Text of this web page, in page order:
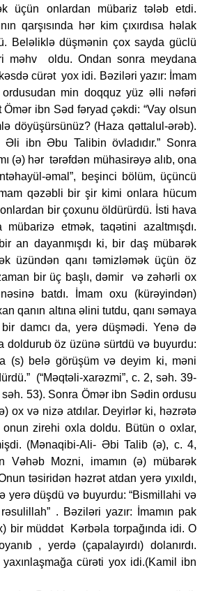
üçün onlardan mübariz tələb etdi.
qarşısında hər kim çıxırdısa həlak
Beləliklə düşmənin çox sayda güclü
məhv oldu. Ondan sonra meydana
cürət yox idi. Bəziləri yazır: İmam
min doqquz yüz əlli nəfəri
ibn Səd fəryad çəkdi: “Vay olsun
döyüşürsünüz? (Haza qəttalul-ərəb).
ibn Əbu Talibin övladıdır.” Sonra
(ə) hər tərəfdən mühasirəyə alıb, ona
əmal”, beşinci bölüm, üçüncü
qəzəbli bir şir kimi onlara hücum
bir çoxunu öldürürdü. İsti hava
etmək, taqətini azaltmışdı.
an dayanmışdı ki, bir daş mübarək
üzündən qanı təmizləmək üçün öz
bir üç başlı, dəmir və zəhərli ox
batdı. İmam oxu (kürəyindən)
qanın altına əlini tutdu, qanı səmaya
damcı da, yerə düşmədi. Yenə də
doldurub öz üzünə sürtdü və buyurdu:
(s) belə görüşüm və deyim ki, məni
(“Məqtəli-xarəzmi”, c. 2, səh. 39-
səh. 53). Sonra Ömər ibn Sədin ordusu
ox və nizə atdılar. Deyirlər ki, həzrətə
zirehi oxla doldu. Bütün o oxlar,
(Mənaqibi-Ali- Əbi Talib (ə), c. 4,
Vəhəb Mozni, imamın (ə) mübarək
təsiridən həzrət atdan yerə yıxıldı,
yerə düşdü və buyurdu: “Bismillahi və
. Bəziləri yazır: İmamın pak
bir müddət Kərbəla torpağında idi. O
, yerdə (çapalayırdı) dolanırdı.
cürəti yox idi.(Kamil ibn